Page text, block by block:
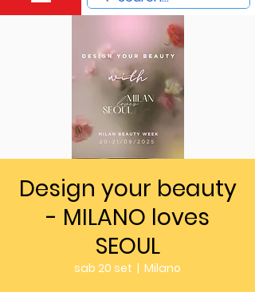
Design your beauty
- MILANO loves
SEOUL
sab 20 set
  |
Milano